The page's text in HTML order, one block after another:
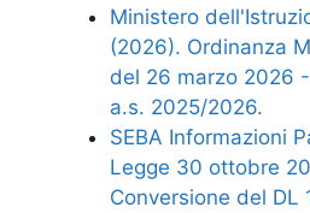
Ministero
(2026). Ordinanza
del 26 marzo 2026
a.s. 2025/2026.
SEBA Informazioni
Legge 30 ottobre
Conversione del DL